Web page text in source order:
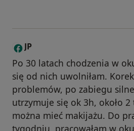
J JP
Po 30 latach chodzenia w
się od nich uwolniłam.
problemów, po zabiegu
utrzymuje się ok 3h, około
można mieć makijażu. Do